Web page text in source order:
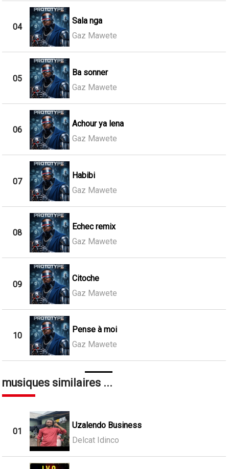
04
Sala nga
Gaz Mawete
05
Ba sonner
Gaz Mawete
06
Achour ya lena
Gaz Mawete
07
Habibi
Gaz Mawete
08
Echec remix
Gaz Mawete
09
Citoche
Gaz Mawete
10
Pense à moi
Gaz Mawete
musiques similaires ...
01
Uzalendo Business
Delcat Idinco